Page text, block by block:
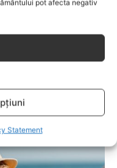
pot afecta negativ
Statement
calitate și ce
pe etichetă?